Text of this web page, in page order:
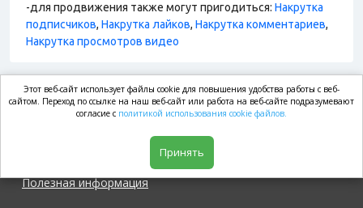
-для продвижения также могут пригодиться: Накрутка
подписчиков, Накрутка лайков, Накрутка комментариев,
Накрутка просмотров видео
market.com
Полезная информация
Этот веб-сайт использует файлы cookie для повышения удобства работы с веб-
сайтом. Переход по ссылке на наш веб-сайт или работа на веб-сайте подразумевают
согласие с политикой использования cookie файлов.
Принять